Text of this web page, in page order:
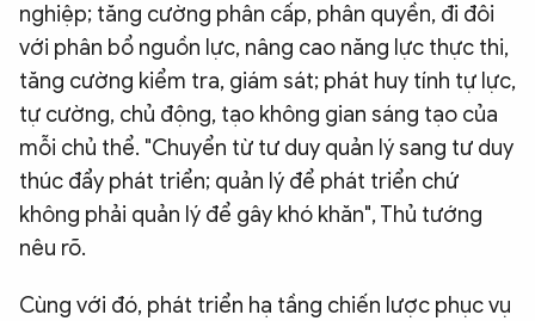
nghiệp; tăng cường phân cấp, phân quyền, đi đôi
với phân bổ nguồn lực, nâng cao năng lực thực thi,
tăng cường kiểm tra, giám sát; phát huy tính tự lực,
tự cường, chủ động, tạo không gian sáng tạo của
mỗi chủ thể. "Chuyển từ tư duy quản lý sang tư duy
thúc đẩy phát triển; quản lý để phát triển chứ
không phải quản lý để gây khó khăn", Thủ tướng
nêu rõ.
Cùng với đó, phát triển hạ tầng chiến lược phục vụ